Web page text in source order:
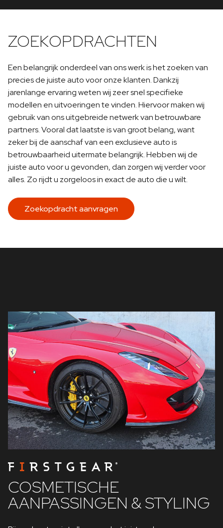
ZOEKOPDRACHTEN
Een belangrijk onderdeel van ons werk is het zoeken van
precies de juiste auto voor onze klanten. Dankzij
jarenlange ervaring weten wij zeer snel specifieke
modellen en uitvoeringen te vinden. Hiervoor maken wij
gebruik van ons uitgebreide netwerk van betrouwbare
partners. Vooral dat laatste is van groot belang, want
zeker bij de aanschaf van een exclusieve auto is
betrouwbaarheid uitermate belangrijk. Hebben wij de
juiste auto voor u gevonden, dan zorgen wij verder voor
alles. Zo rijdt u zorgeloos in exact de auto die u wilt.
Zoekopdracht aanvragen
COSMETISCHE
AANPASSINGEN & STYLING